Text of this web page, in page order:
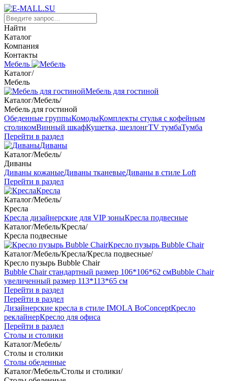
Найти
Каталог
Компания
Контакты
Мебель
Каталог/
Мебель
Мебель для гостиной
Каталог/Мебель/
Мебель для гостиной
Обеденные группыКомодыКомплекты стулья с кофейным
столикомВинный шкафКушетка, шезлонгTV тумбаТумба
Перейти в раздел
Диваны
Каталог/Мебель/
Диваны
Диваны кожаныеДиваны тканевыеДиваны в стиле Loft
Перейти в раздел
Кресла
Каталог/Мебель/
Кресла
Кресла дизайнерские для VIP зоныКресла подвесные
Каталог/Мебель/Кресла/
Кресла подвесные
Кресло пузырь Bubble Chair
Каталог/Мебель/Кресла/Кресла подвесные/
Кресло пузырь Bubble Chair
Bubble Chair стандартный размер 106*106*62 смBubble Chair
увеличенный размер 113*113*65 см
Перейти в раздел
Перейти в раздел
Дизайнерские кресла в стиле IMOLA BoConceptКресло
реклайнерКресло для офиса
Перейти в раздел
Столы и столики
Каталог/Мебель/
Столы и столики
Столы обеденные
Каталог/Мебель/Столы и столики/